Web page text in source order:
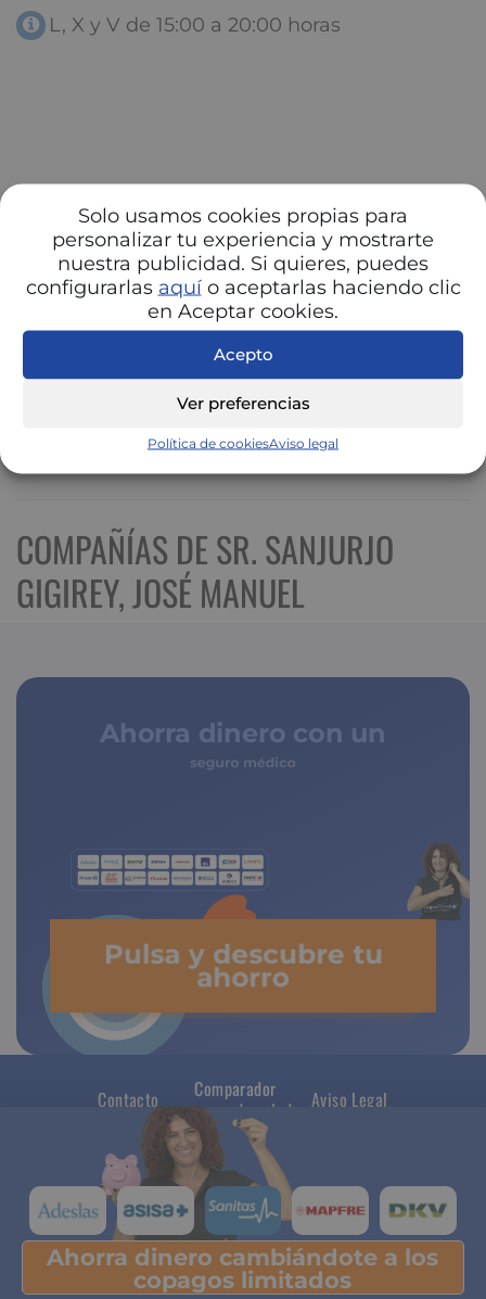
Solo usamos cookies propias para
personalizar tu experiencia y mostrarte
nuestra publicidad. Si quieres, puedes
configurarlas aquío aceptarlas haciendo clic
en Aceptar cookies.
Acepto
Ver preferencias
Política de cookiesAviso legal
L, X y V de 15:00 a 20:00 horas
COMPAÑÍAS DE SR. SANJURJO
GIGIREY, JOSÉ MANUEL
Ahorra dinero con un
seguro médico
Pulsa y descubre tu
ahorro
Contacto
Comparador
seguros de salud
Aviso Legal
Ahorra dinero cambiándote a los
copagos limitados
Pulsa y descubre tu ahorro